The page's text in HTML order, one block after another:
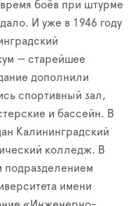
боёв при штурме
И уже в 1946 году
— старейшее
дополнили
спортивный зал,
и бассейн. В
Калининградский
колледж. В
подразделением
имени